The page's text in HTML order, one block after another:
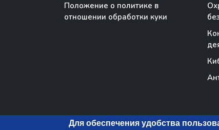
Положение о политике в
отношении обработки куки
Для обеспечения удобства